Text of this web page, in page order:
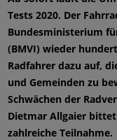
Tests 2020. Der
Bundesministerium
(BMVI) wieder
Radfahrer dazu auf,
und Gemeinden zu
Schwächen der
Dietmar Allgaier
zahlreiche Teilnahme.